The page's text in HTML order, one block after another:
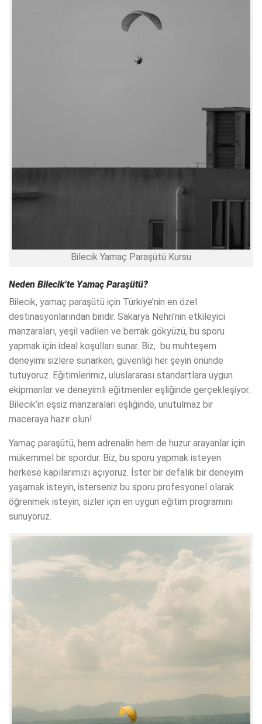
Bilecik Yamaç Paraşütü Kursu
Neden Bilecik’te Yamaç Paraşütü?
Bilecik, yamaç paraşütü için Türkiye’nin en özel
destinasyonlarından biridir. Sakarya Nehri’nin etkileyici
manzaraları, yeşil vadileri ve berrak gökyüzü, bu sporu
yapmak için ideal koşulları sunar. Biz, bu muhteşem
deneyimi sizlere sunarken, güvenliği her şeyin önünde
tutuyoruz. Eğitimlerimiz, uluslararası standartlara uygun
ekipmanlar ve deneyimli eğitmenler eşliğinde gerçekleşiyor.
Bilecik’in eşsiz manzaraları eşliğinde, unutulmaz bir
maceraya hazır olun!
Yamaç paraşütü, hem adrenalin hem de huzur arayanlar için
mükemmel bir spordur. Biz, bu sporu yapmak isteyen
herkese kapılarımızı açıyoruz. İster bir defalık bir deneyim
yaşamak isteyin, isterseniz bu sporu profesyonel olarak
öğrenmek isteyin, sizler için en uygun eğitim programını
sunuyoruz.